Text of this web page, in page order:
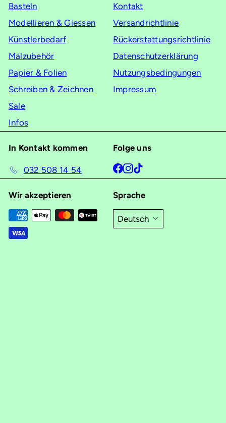
Basteln
Modellieren & Giessen
Künstlerbedarf
Malzubehör
Papier & Folien
Schreiben & Zeichnen
Sale
Infos
Kontakt
Versandrichtlinie
Rückerstattungsrichtlinie
Datenschutzerklärung
Nutzungsbedingungen
Impressum
In Kontakt kommen
032 508 14 54
Folge uns
Facebook
Instagram
Wir akzeptieren Sprache
Deutsch